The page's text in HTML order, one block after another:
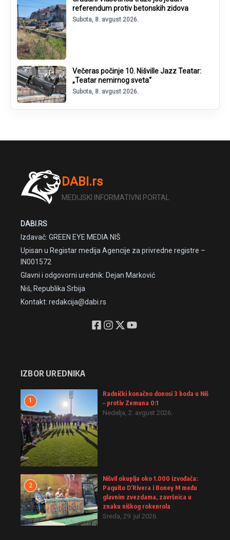
referendum protiv betonskih zidova
Subota, 8. avgust 2026.
Večeras počinje 10. Nišville Jazz Teatar:
„Teatar nemirnog sveta“
Subota, 8. avgust 2026.
DABI.rs
MEDIJSKI INFORMATIVNI PORTAL
DABI.RS
Izdavač: GREEN EYE MEDIA NIŠ
Upisan u Registar medija Agencije za privredne registre –
IN001572
Glavni i odgovorni urednik: Dejan Marković
Niš, Republika Srbija
Kontakt: redakcija@dabi.rs
IZBOR UREDNIKA
1
Radnički konačno donosi 3 boda u Niš
– protiv Zemuna 0:1
Nedelja, 2. avgust 2026.
2
Nišvil okuplja oko 1.000 izvođača:
Paquito D’Rivera i Boney M među
glavnim zvezdama, završnica u
znaku niškog rokenrola
Sreda, 29. jul 2026.